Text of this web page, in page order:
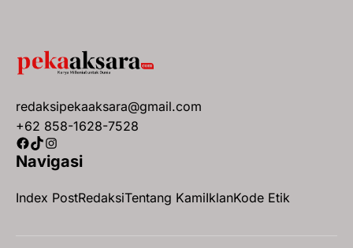
redaksipekaaksara@gmail.com
+62 858-1628-7528
Facebook
TikTok
Instagram
Navigasi
Index PostRedaksiTentang KamiIklanKode Etik